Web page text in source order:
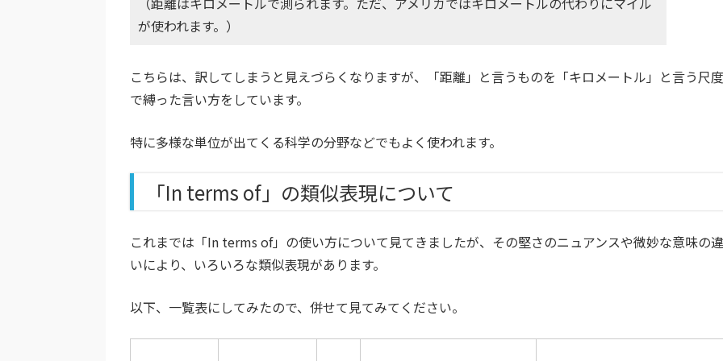
が使われます。）
こちらは、訳してしまうと見えづらくなりますが、「距離」と言うものを「キロメートル」と言う尺度
で縛った言い方をしています。
特に多様な単位が出てくる科学の分野などでもよく使われます。
「In terms of」の類似表現について
これまでは「In terms of」の使い方について見てきましたが、その堅さのニュアンスや微妙な意味の違
いにより、いろいろな類似表現があります。
以下、一覧表にしてみたので、併せて見てみてください。